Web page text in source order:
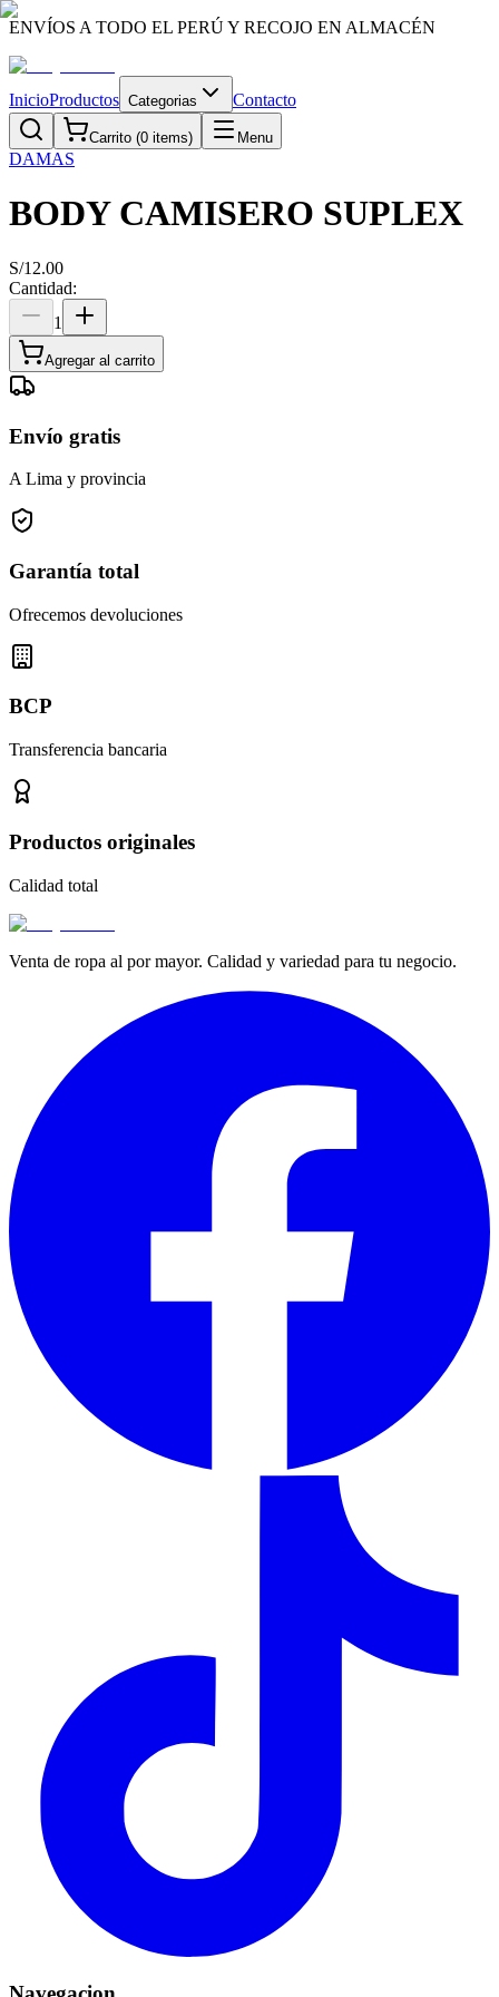
ENVÍOS A TODO EL PERÚ Y RECOJO EN ALMACÉN
InicioProductos Categorias Contacto
Carrito (0 items) Menu
DAMAS
BODY CAMISERO SUPLEX
S/12.00
Cantidad:
1
Agregar al carrito
Envío gratis
A Lima y provincia
Garantía total
Ofrecemos devoluciones
BCP
Transferencia bancaria
Productos originales
Calidad total
Venta de ropa al por mayor. Calidad y variedad para tu negocio.